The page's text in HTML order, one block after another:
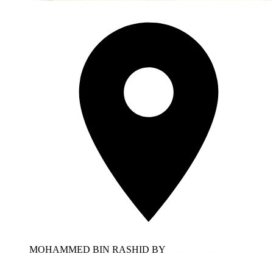
MOHAMMED BIN RASHID BY